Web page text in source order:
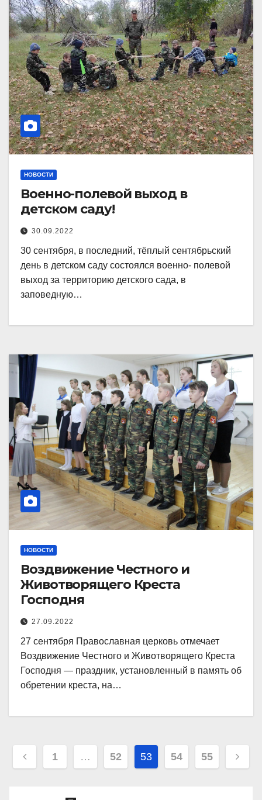
НОВОСТИ
Военно-полевой выход в
детском саду!
30.09.2022
30 сентября, в последний, тёплый сентябрьский
день в детском саду состоялся военно- полевой
выход за территорию детского сада, в
заповедную…
НОВОСТИ
Воздвижение Честного и
Животворящего Креста
Господня
27.09.2022
27 сентября Православная церковь отмечает
Воздвижение Честного и Животворящего Креста
Господня — праздник, установленный в память об
обретении креста, на…
Навигация
1 … 52 53 54 55